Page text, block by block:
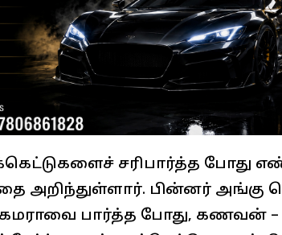
சரிபார்த்த போது
அறிந்துள்ளார். பின்னர் ​அங்கு
கேமராவை பார்த்த போது, கணவன்